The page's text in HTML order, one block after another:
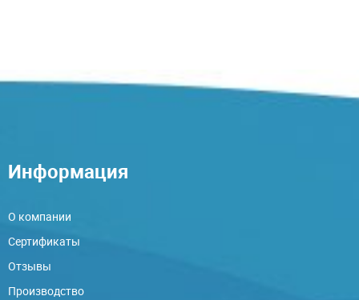
Информация
О компании
Сертификаты
Отзывы
Производство